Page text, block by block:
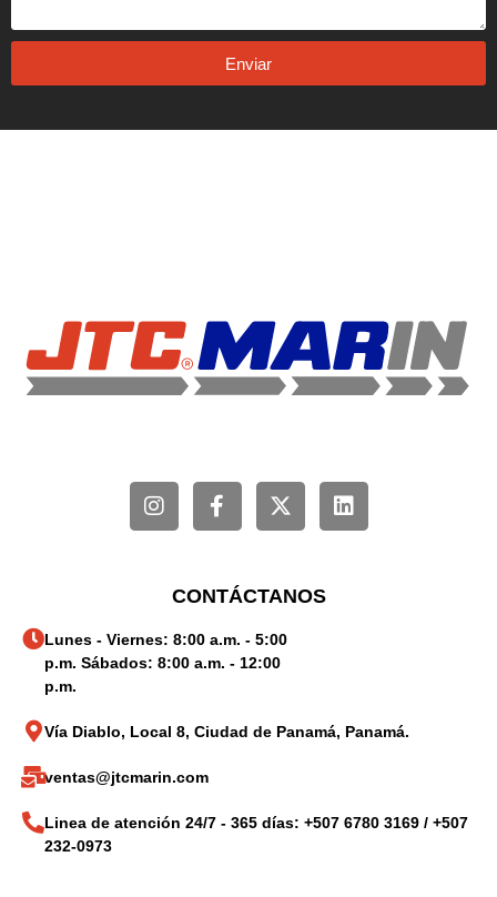
Enviar
CONTÁCTANOS
Lunes - Viernes: 8:00 a.m. - 5:00
p.m. Sábados: 8:00 a.m. - 12:00
p.m.
Vía Diablo, Local 8, Ciudad de Panamá, Panamá.
ventas@jtcmarin.com
Linea de atención 24/7 - 365 días: +507 6780 3169 / +507
232-0973